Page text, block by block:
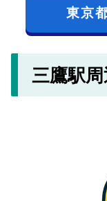
東京
三鷹駅